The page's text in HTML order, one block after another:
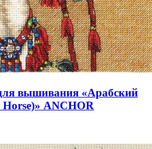
вышивания «Арабский
ANCHOR